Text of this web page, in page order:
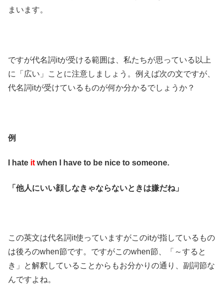
まいます。
ですが代名詞itが受ける範囲は、私たちが思っている以上
に「広い」ことに注意しましょう。例えば次の文ですが、
代名詞itが受けているものが何か分かるでしょうか？
例
I hate it when I have to be nice to someone.
「他人にいい顔しなきゃならないときは嫌だね」
この英文は代名詞it使っていますがこのitが指しているもの
は後ろのwhen節です。ですがこのwhen節、「～すると
き」と解釈していることからもお分かりの通り、副詞節な
んですよね。